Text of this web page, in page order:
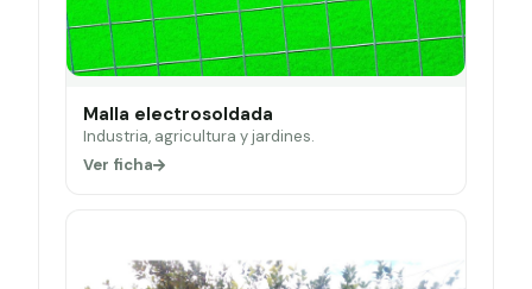
Malla electrosoldada
Industria, agricultura y jardines.
Ver ficha